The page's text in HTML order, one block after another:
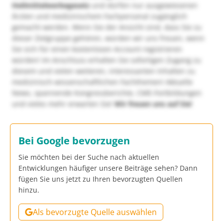
Heilmittelwerbegesetzund dürfen nur ausgewiesenen
Ärzten und medizinischem Fachpersonal zugänglich
gemacht werden. Wenn Sie der Ansicht sind, dass Sie zu
dieser Zielgruppe gehören, würden wir uns freuen, wenn
Sie sich für einen kostenlosen Account registrieren
würden! Im Anschluss erhalten Sie sofortigen Zugang zu
diesem und vielen weiteren, interessanten Inhalten zu
medizinisch-wissenschaftlichen Fachthemen! Aktuelle
News, spannende Kongressberichte, CME-Fortbildungen
und vieles mehr erwarten Sie!Wir freuen uns auf Sie!
Bei Google bevorzugen
Sie möchten bei der Suche nach aktuellen
Entwicklungen häufiger unsere Beiträge sehen? Dann
fügen Sie uns jetzt zu Ihren bevorzugten Quellen
hinzu.
Als bevorzugte Quelle auswählen